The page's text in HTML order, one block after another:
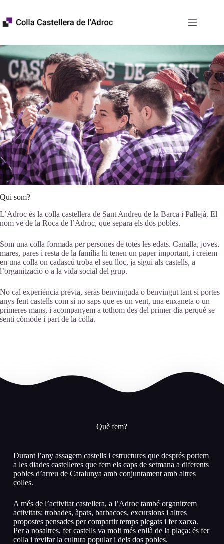
content
Qui som?
L’Adroc és la colla castellera de Sant Andreu de la Barca i Pallejà. El
nom ve de la Roca de l’Adroc, que separa els dos pobles.
Som una colla formada per persones de totes les edats. Canalla, joves,
mares, pares i resta de la família hi tenen un paper important, i creiem
en una colla on cadascú troba el seu lloc, ja sigui als castells, a
l’organització o a la vida social del grup.
No cal experiència prèvia, seràs benvinguda o benvingut tant si portes
anys fent castells com si no saps que es un vent, una enxaneta o un
primeres mans, i acompanyem a tothom des del primer dia perquè se
senti còmode i part de la colla.
Què fem?
Durant l’any assagem castells i estructures que després portem
a les diades castelleres que fem els caps de setmana a diferents
pobles d’arreu de Catalunya amb conjuntament amb altres
colles.
A més de l’activitat castellera, a l’Adroc també organitzem
activitats: trobades, àpats, barbacoes, excursions i altres
propostes pensades per compartir temps plegats i fer xarxa.
Per a nosaltres, fer castells va molt més enllà de la plaça: és fer
colla i revifar la cultura popular i dels dos pobles.